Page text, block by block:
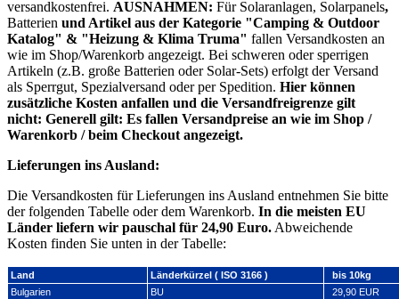
versandkostenfrei. AUSNAHMEN: Für Solaranlagen, Solarpanels,
Batterien und Artikel aus der Kategorie "Camping & Outdoor
Katalog" & "Heizung & Klima Truma" fallen Versandkosten an
wie im Shop/Warenkorb angezeigt. Bei schweren oder sperrigen
Artikeln (z.B. große Batterien oder Solar-Sets) erfolgt der Versand
als Sperrgut, Spezialversand oder per Spedition. Hier können
zusätzliche Kosten anfallen und die Versandfreigrenze gilt
nicht: Generell gilt: Es fallen Versandpreise an wie im Shop /
Warenkorb / beim Checkout angezeigt.
Lieferungen ins Ausland:
Die Versandkosten für Lieferungen ins Ausland entnehmen Sie bitte
der folgenden Tabelle oder dem Warenkorb. In die meisten EU
Länder liefern wir pauschal für 24,90 Euro.Abweichende
Kosten finden Sie unten in der Tabelle:
Land Länderkürzel ( ISO 3166 )
bis 10kg
Bulgarien
BU
29,90 EUR